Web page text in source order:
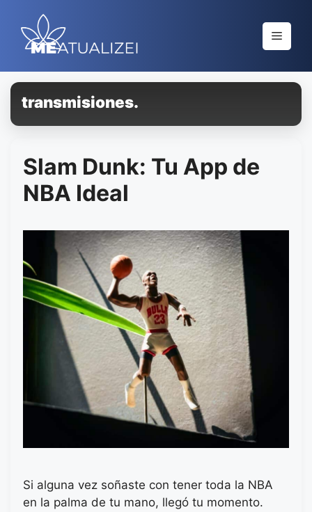
contenido
Menú
transmisiones.
Slam Dunk: Tu App de
NBA Ideal
Si alguna vez soñaste con tener toda la NBA
en la palma de tu mano, llegó tu momento.